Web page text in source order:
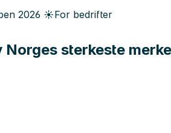
2026 ☀️For bedrifter
sterkeste